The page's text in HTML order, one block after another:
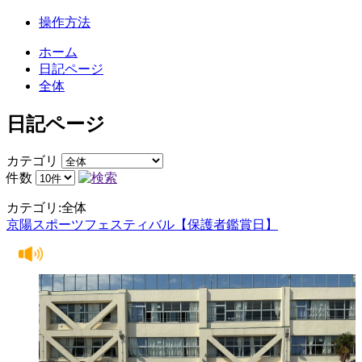
操作方法
ホーム
日記ページ
全体
日記ページ
カテゴリ
件数
カテゴリ:全体
京陽スポーツフェスティバル【保護者鑑賞日】